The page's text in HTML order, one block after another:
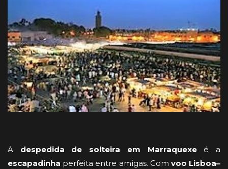
A despedida de solteira em Marraquexeé a
escapadinha perfeita entre amigas. Com voo Lisboa–